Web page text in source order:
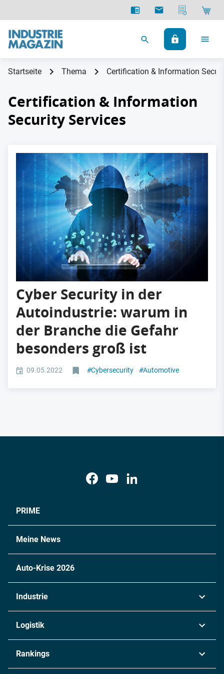
Startseite Thema Certification & Information
Certification & Information
Security Services
Cyber Security in der
Autoindustrie: warum in
der Branche die Gefahr
besonders groß ist
09.05.2022 #Cybersecurity #Automotive
PRIME
Meine News
Auto-Krise 2026
Industrie
Chemie
Logistik
Rankings